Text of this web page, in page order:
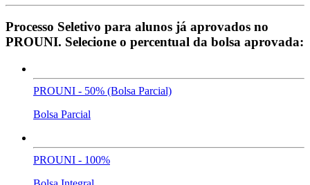
Processo Seletivo para alunos já aprovados no
PROUNI. Selecione o percentual da bolsa aprovada:
PROUNI - 50% (Bolsa Parcial)
Bolsa Parcial
PROUNI - 100%